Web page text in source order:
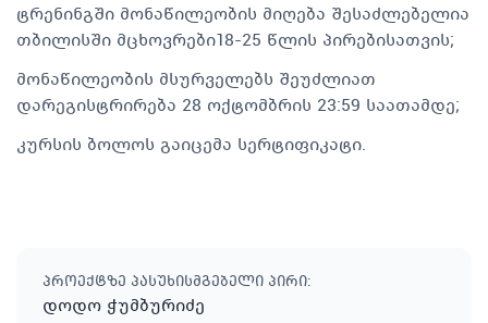
ტრენინგში მონაწილეობის მიღება შესაძლებელია
თბილისში მცხოვრები18-25 წლის პირებისათვის;
მონაწილეობის მსურველებს შეუძლიათ
დარეგისტრირება 28 ოქტომბრის 23:59 საათამდე;
კურსის ბოლოს გაიცემა სერტიფიკატი.
პროექტზე პასუხისმგებელი პირი:
დოდო ჭუმბურიძე